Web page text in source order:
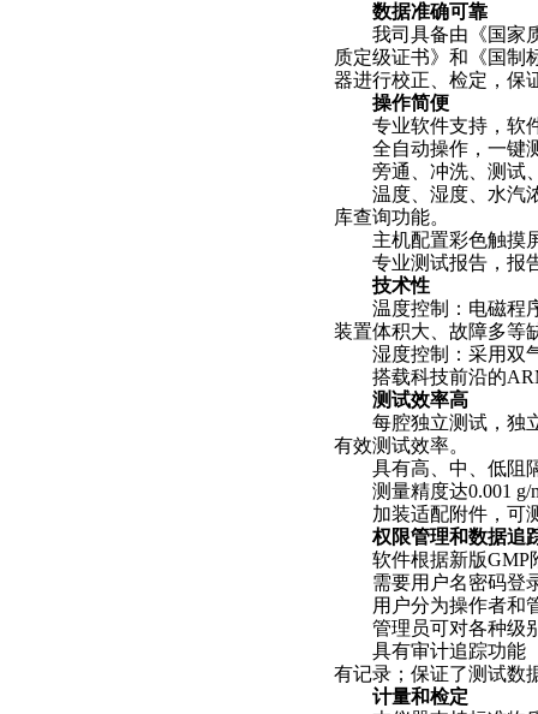
数据准确可靠
我司具备由《国家质
质定级证书》和《国制
器进行校正、检定，保
操作简便
专业软件支持，软件
全自动操作，一键测
旁通、冲洗、测试、
温度、湿度、水汽浓
库查询功能。
主机配置彩色触摸屏
专业测试报告，报
技术性
温度控制：电磁程序
装置体积大、故障多等
湿度控制：采用双
搭载科技前沿的
测试效率高
每腔独立测试，独立
有效测试效率。
具有高、中、低阻隔
测量精度达0.001 g/
加装适配附件，可测
权限管理和数据追
软件根据新版GMP
需要用户名密码登
用户分为操作者和管
管理员可对各种级别
具有审计追踪功能（
有记录；保证了测试数
计量和检定